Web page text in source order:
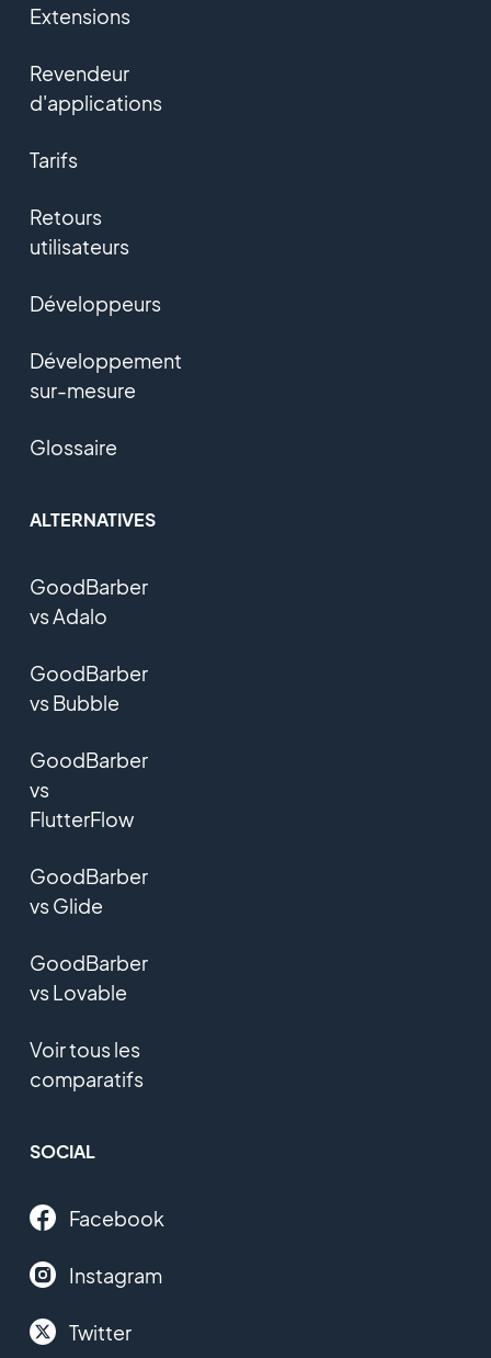
Extensions
Revendeur
d'applications
Tarifs
Retours
utilisateurs
Développeurs
Développement
sur-mesure
Glossaire
ALTERNATIVES
GoodBarber
vs Adalo
GoodBarber
vs Bubble
GoodBarber
vs
FlutterFlow
GoodBarber
vs Glide
GoodBarber
vs Lovable
Voir tous les
comparatifs
SOCIAL
Facebook
Instagram
Twitter